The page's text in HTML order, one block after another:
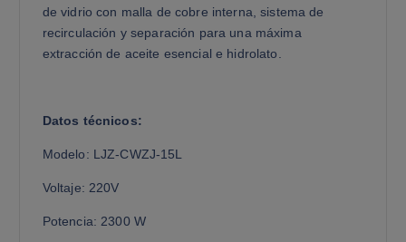
de vidrio con malla de cobre interna, sistema de
recirculación y separación para una máxima
extracción de aceite esencial e hidrolato.
Datos técnicos:
Modelo: LJZ-CWZJ-15L
Voltaje: 220V
Potencia: 2300 W